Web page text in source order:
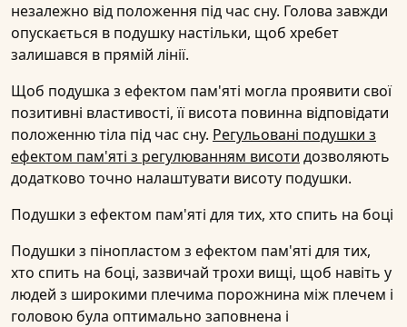
незалежно від положення під час сну. Голова завжди
опускається в подушку настільки, щоб хребет
залишався в прямій лінії.
Щоб подушка з ефектом пам'яті могла проявити свої
позитивні властивості, її висота повинна відповідати
положенню тіла під час сну. Регульовані подушки з
ефектом пам'яті з регулюванням висоти дозволяють
додатково точно налаштувати висоту подушки.
Подушки з ефектом пам'яті для тих, хто спить на боці
Подушки з пінопластом з ефектом пам'яті для тих,
хто спить на боці, зазвичай трохи вищі, щоб навіть у
людей з широкими плечима порожнина між плечем і
головою була оптимально заповнена і